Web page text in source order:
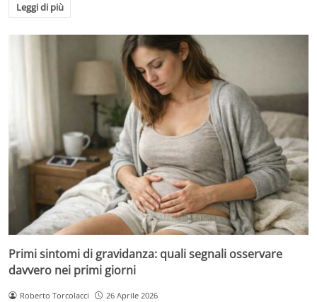
Leggi di più
Primi sintomi di gravidanza: quali segnali osservare
davvero nei primi giorni
Roberto Torcolacci 26 Aprile 2026